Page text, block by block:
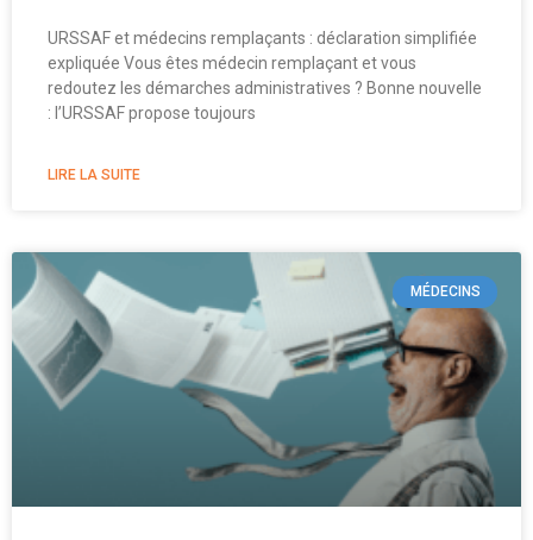
URSSAF et médecins remplaçants : déclaration simplifiée
expliquée Vous êtes médecin remplaçant et vous
redoutez les démarches administratives ? Bonne nouvelle
: l’URSSAF propose toujours
LIRE LA SUITE
MÉDECINS